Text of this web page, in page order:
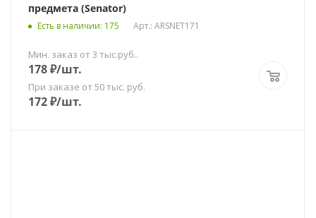
предмета (Senator)
Есть в наличии: 175 Арт.: ARSNET171
Мин. заказ от 3 тыс.руб..
178₽/шт.
При заказе от 50 тыс. руб.
172₽/шт.